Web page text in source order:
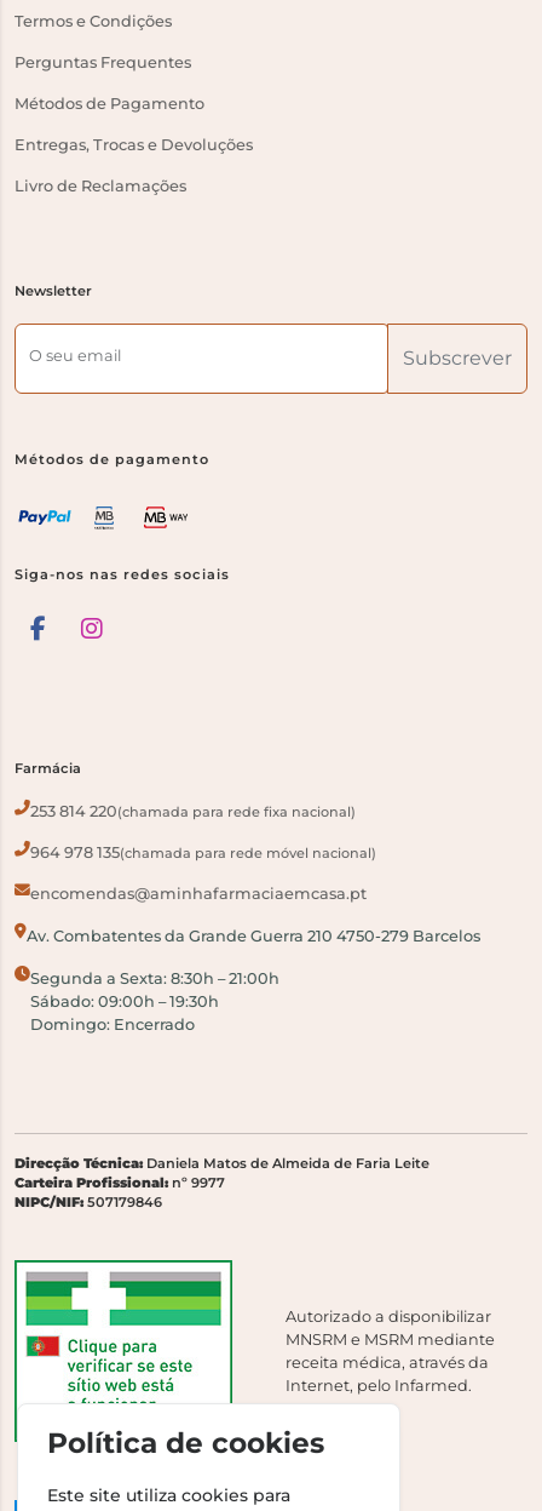
Termos e Condições
Perguntas Frequentes
Métodos de Pagamento
Entregas, Trocas e Devoluções
Livro de Reclamações
Newsletter
O seu email Subscrever
Métodos de pagamento
Siga-nos nas redes sociais
Farmácia
253 814 220(chamada para rede fixa nacional)
964 978 135(chamada para rede móvel nacional)
encomendas@aminhafarmaciaemcasa.pt
Av. Combatentes da Grande Guerra 210 4750-279 Barcelos
Segunda a Sexta: 8:30h – 21:00h
Sábado: 09:00h – 19:30h
Domingo: Encerrado
Direcção Técnica: Daniela Matos de Almeida de Faria Leite
Carteira Profissional: nº 9977
NIPC/NIF: 507179846
Autorizado a disponibilizar
MNSRM e MSRM mediante
receita médica, através da
Internet, pelo Infarmed.
Política de cookies
Este site utiliza cookies para